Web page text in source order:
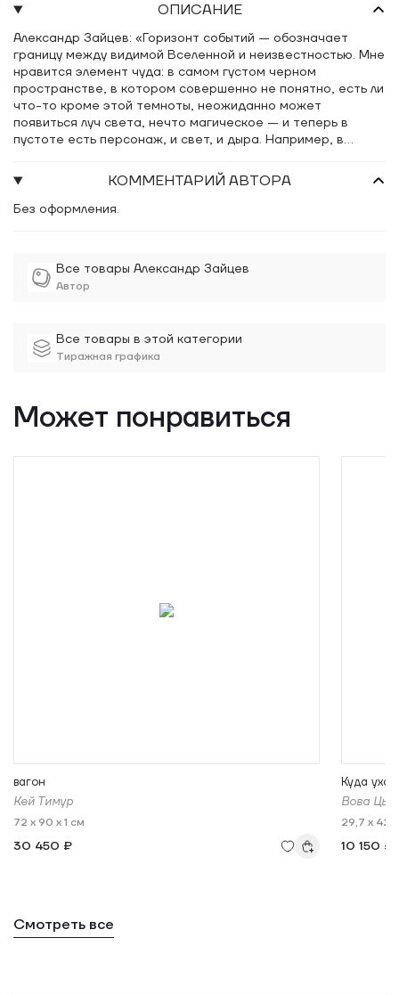
Все товары Александр Зайцев
Автор
Все товары в этой категории
Тиражная графика
ОПИСАНИЕ
Александр Зайцев: «Горизонт событий — обозначает
границу между видимой Вселенной и неизвестностью. Мне
нравится элемент чуда: в самом густом черном
пространстве, в котором совершенно не понятно, есть ли
что-то кроме этой темноты, неожиданно может
появиться луч света, нечто магическое — и теперь в
пустоте есть персонаж, и свет, и дыра. Например, в
появляется рука с зубной щеткой, окруженная мыльными
пузырями. Откуда, зачем, почему — ответов нет, а есть
просто чудо в самом темном месте во Вселенной в самые
КОММЕНТАРИЙ АВТОРА
Без оформления.
Может понравиться
вагон
Кей Тимур
72 x 90 x 1 см
30 450 ₽
Куда
Вова
29,7 x 42
10 150 ₽
Смотреть все